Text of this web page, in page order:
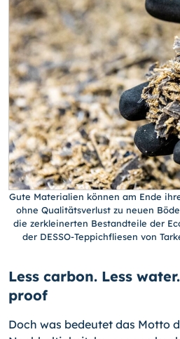
Gute Materialien können am Ende
ohne Qualitätsverlust zu neuen
die zerkleinerten Bestandteile der
der DESSO-Teppichfliesen von
Less carbon. Less
proof
Doch was bedeutet das Motto